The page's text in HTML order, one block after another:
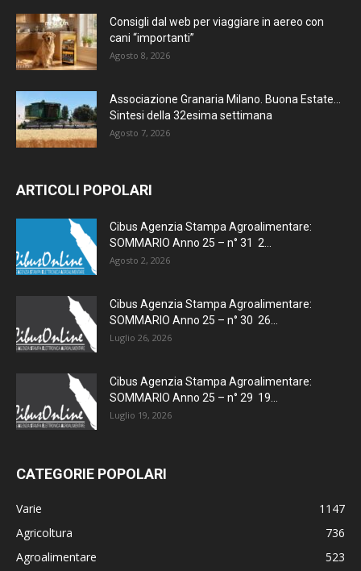
Consigli dal web per viaggiare in aereo con
cani “importanti”
Agosto 8, 2026
Associazione Granaria Milano. Buona Estate…
Sintesi della 32esima settimana
Agosto 7, 2026
ARTICOLI POPOLARI
Cibus Agenzia Stampa Agroalimentare:
SOMMARIO Anno 25 – n° 31 2...
Agosto 2, 2026
Cibus Agenzia Stampa Agroalimentare:
SOMMARIO Anno 25 – n° 30 26...
Luglio 26, 2026
Cibus Agenzia Stampa Agroalimentare:
SOMMARIO Anno 25 – n° 29 19...
Luglio 19, 2026
CATEGORIE POPOLARI
Varie
1147
Agricoltura
736
Agroalimentare
523